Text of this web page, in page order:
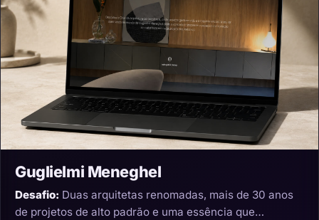
Guglielmi Meneghel
Desafio: Duas arquitetas renomadas, mais de 30 anos
de projetos de alto padrão e uma essência que